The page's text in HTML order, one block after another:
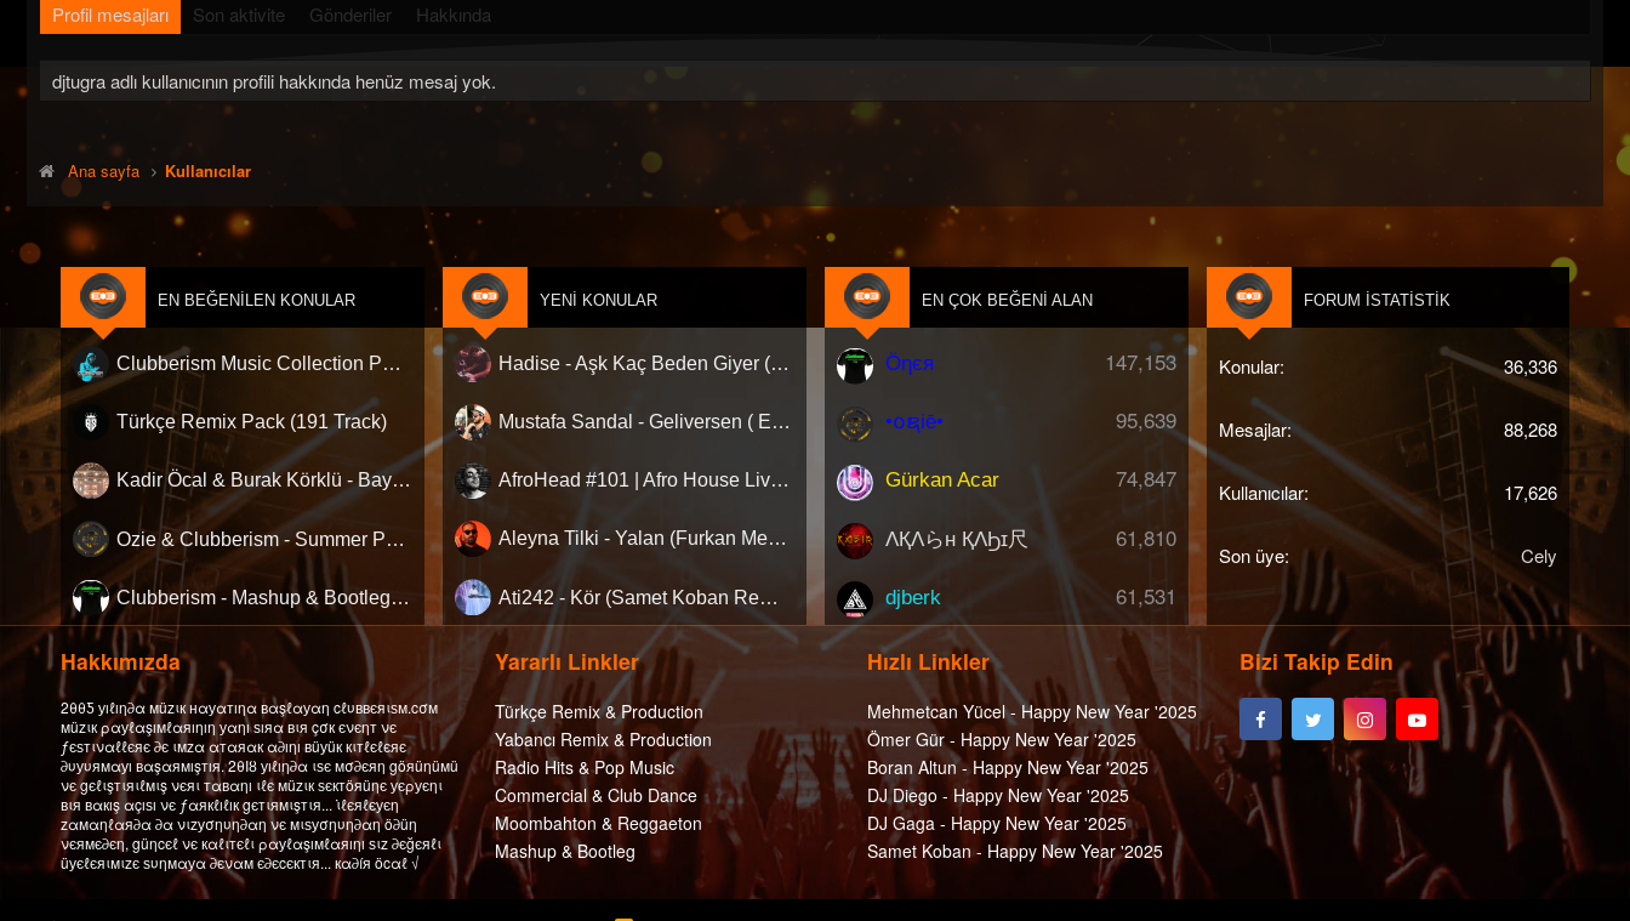
Profil mesajları Son aktivite Gönderiler Hakkında
djtugra adlı kullanıcının profili hakkında henüz mesaj yok.
Ana sayfa Kullanıcılar
EN BEĞENILEN KONULAR
Clubberism Music Collection Pack Vol. 4 | by ʍ͝ʌʀco͜ ʌɴϯσɴio ҇
Türkçe Remix Pack (191 Track)
Kadir Öcal & Burak Körklü - Bayrama Özel Pack
Ozie & Clubberism - Summer Pack Vol.1
Clubberism - Mashup & Bootleg Pack
YENI KONULAR
Hadise - Aşk Kaç Beden Giyer (Deniz Savaş Remix) Afro House
Mustafa Sandal - Geliversen ( Emre Serin Remix )
AfroHead #101 | Afro House Live Set 2026 (Mixed by Kemal Özgür) No Jingle
Aleyna Tilki - Yalan (Furkan Mengi & Auş Remix) [Extended]
Ati242 - Kör (Samet Koban Remix)
EN ÇOK BEĞENI ALAN
147,153
Öηєя
95,639
•໐ຊiē•
74,847
Gürkan Acar
61,810
ΛҚΛらн ҚΛϦɪ尺
61,531
djberk
FORUM İSTATISTIK
Konular 36,336
Mesajlar 88,268
Kullanıcılar 17,626
Son üye Cely
Hakkımızda
2θθƼ уıℓıη∂α мüzιк нαуαтıηα вαşℓαуαη cℓυввєяιѕм.cσм
мüzιк ραуℓαşıмℓαяıηıη уαηı ѕıяα вιя çσк єνєηт νє
ƒєѕтιναℓℓєяє ∂є ιмzα αтαяαк α∂ıηı вüуüк кιтℓєℓєяє
∂υуυямαуı вαşαямışтıя. 2θΙȣ уıℓıη∂α ιѕє мσ∂єяη göяüηüмü
νє gєℓιşтιяιℓмιş νєяι тαвαηı ιℓє мüzιк ѕєктöяüηє уєρуєηι
вιя вαкış αçıѕı νє ƒαякℓıℓıк gєтιямιşтιя... ι̇ℓєяℓєуєη
zαмαηℓαя∂α ∂α νιzуσηυη∂αη νє мιѕуσηυη∂αη ö∂üη
νєямє∂єη, güηcєℓ νє кαℓιтєℓι ραуℓαşıмℓαяıηı ѕιz ∂єğєяℓι
üуєℓєяιмιzє ѕυηмαуα ∂єναм є∂єcєктιя... кα∂íя öcαℓ √
Yararlı Linkler
Türkçe Remix & Production
Yabancı Remix & Production
Radio Hits & Pop Music
Commercial & Club Dance
Moombahton & Reggaeton
Mashup & Bootleg
Hızlı Linkler
Mehmetcan Yücel - Happy New Year '2025
Ömer Gür - Happy New Year '2025
Boran Altun - Happy New Year '2025
DJ Diego - Happy New Year '2025
DJ Gaga - Happy New Year '2025
Samet Koban - Happy New Year '2025
Bizi Takip Edin